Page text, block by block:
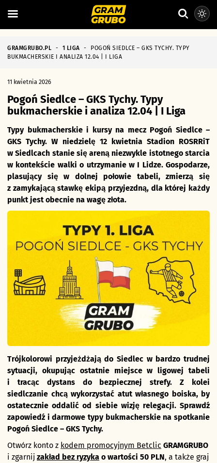
GRAMGRUBO.PL - 1 LIGA -
POGOŃ SIEDLCE – GKS TYCHY. TYPY
BUKMACHERSKIE I ANALIZA 12.04 | I LIGA
11 kwietnia 2026
Pogoń Siedlce – GKS Tychy. Typy
bukmacherskie i analiza 12.04 | I Liga
Typy bukmacherskie i kursy na mecz Pogoń Siedlce –
GKS Tychy. W niedzielę 12 kwietnia Stadion ROSRRiT
w Siedlcach stanie się areną niezwykle istotnego starcia
w kontekście walki o utrzymanie w I Lidze. Gospodarze,
plasujący się w dolnej połowie tabeli, zmierzą się
z zamykającą stawkę ekipą przyjezdną, dla której każdy
punkt jest obecnie na wagę złota.
Trójkolorowi przyjeżdżają do Siedlec w bardzo trudnej
sytuacji, okupując ostatnie miejsce w ligowej tabeli
i tracąc dystans do bezpiecznej strefy. Z kolei
siedlczanie chcą wykorzystać atut własnego boiska, by
ostatecznie oddalić od siebie wizję relegacji. Sprawdź
zapowiedź i darmowe typy bukmacherskie na spotkanie
Pogoń Siedlce – GKS Tychy.
Otwórz konto z kodem promocyjnym Betclic GRAMGRUBO
i zgarnij zakład bez ryzyka o wartości 50 PLN, a także graj